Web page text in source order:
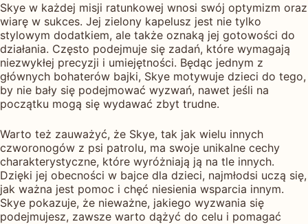
Skye w każdej misji ratunkowej wnosi swój optymizm oraz
wiarę w sukces. Jej zielony kapelusz jest nie tylko
stylowym dodatkiem, ale także oznaką jej gotowości do
działania. Często podejmuje się zadań, które wymagają
niezwykłej precyzji i umiejętności. Będąc jednym z
głównych bohaterów bajki, Skye motywuje dzieci do tego,
by nie bały się podejmować wyzwań, nawet jeśli na
początku mogą się wydawać zbyt trudne.
Warto też zauważyć, że Skye, tak jak wielu innych
czworonogów z psi patrolu, ma swoje unikalne cechy
charakterystyczne, które wyróżniają ją na tle innych.
Dzięki jej obecności w bajce dla dzieci, najmłodsi uczą się,
jak ważna jest pomoc i chęć niesienia wsparcia innym.
Skye pokazuje, że nieważne, jakiego wyzwania się
podejmujesz, zawsze warto dążyć do celu i pomagać